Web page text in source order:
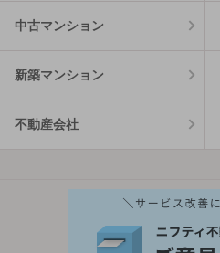
中古マンション
新築マンション
不動産会社